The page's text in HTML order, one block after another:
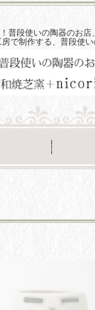
段使いの陶器のお店
で制作する、普段使